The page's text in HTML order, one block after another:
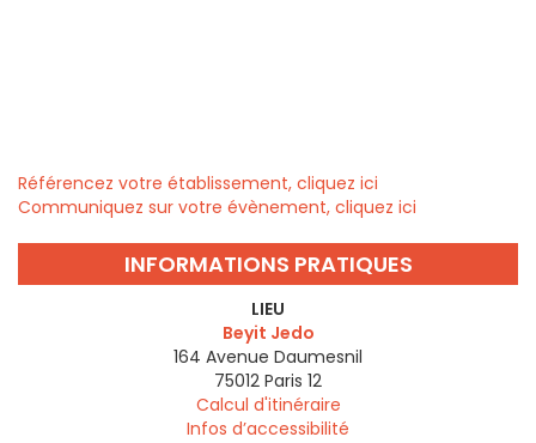
Référencez votre établissement, cliquez ici
Communiquez sur votre évènement, cliquez ici
INFORMATIONS PRATIQUES
LIEU
Beyit Jedo
164 Avenue Daumesnil
75012 Paris 12
Calcul d'itinéraire
Infos d’accessibilité